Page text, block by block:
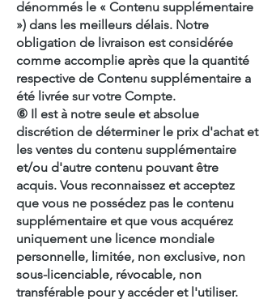
dénommés le « Contenu supplémentaire
») dans les meilleurs délais. Notre
obligation de livraison est considérée
comme accomplie après que la quantité
respective de Contenu supplémentaire a
été livrée sur votre Compte.
⑥ Il est à notre seule et absolue
discrétion de déterminer le prix d'achat et
les ventes du contenu supplémentaire
et/ou d'autre contenu pouvant être
acquis. Vous reconnaissez et acceptez
que vous ne possédez pas le contenu
supplémentaire et que vous acquérez
uniquement une licence mondiale
personnelle, limitée, non exclusive, non
sous-licenciable, révocable, non
transférable pour y accéder et l'utiliser.